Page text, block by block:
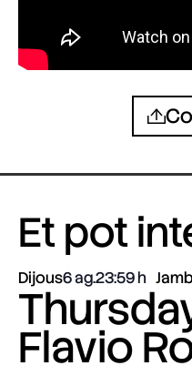
Et pot
Dijous6 ag.23:59
Flavio